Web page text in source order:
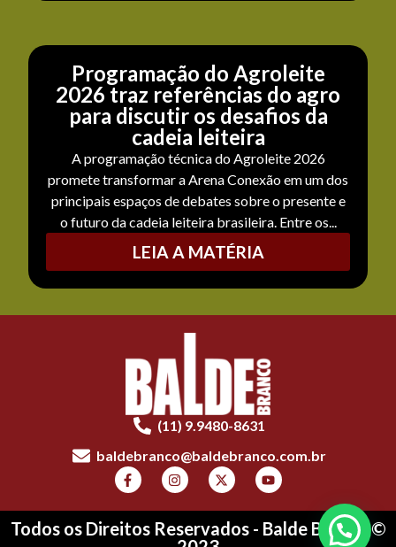
Programação do Agroleite
2026 traz referências do agro
para discutir os desafios da
cadeia leiteira
A programação técnica do Agroleite 2026
promete transformar a Arena Conexão em um dos
principais espaços de debates sobre o presente e
o futuro da cadeia leiteira brasileira. Entre os...
LEIA A MATÉRIA
(11) 9.9480-8631
baldebranco@baldebranco.com.br
Todos os Direitos Reservados - Balde Branco ©